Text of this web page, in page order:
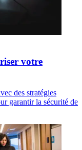
votre
des stratégies
garantir la sécurité de